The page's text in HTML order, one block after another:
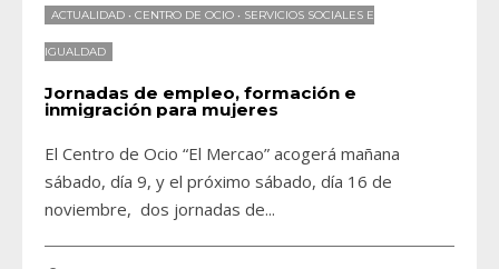
ACTUALIDAD • CENTRO DE OCIO • SERVICIOS SOCIALES E
IGUALDAD
Jornadas de empleo, formación e
inmigración para mujeres
El Centro de Ocio “El Mercao” acogerá mañana
sábado, día 9, y el próximo sábado, día 16 de
noviembre, dos jornadas de...